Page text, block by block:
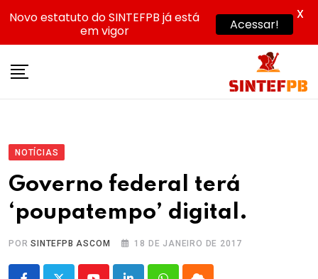
NOTÍCIAS
Governo federal terá
‘poupatempo’ digital.
PORSINTEFPB ASCOM 18 DE JANEIRO DE 2017
Novo estatuto do SINTEFPB já está
em vigor
Acessar!
X